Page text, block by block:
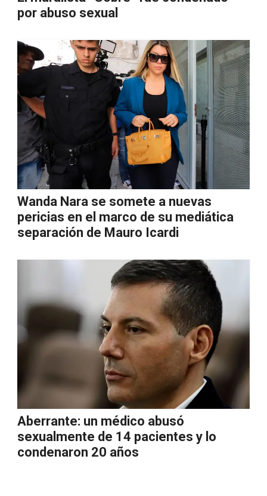
por abuso sexual
Wanda Nara se somete a nuevas
pericias en el marco de su mediática
separación de Mauro Icardi
Aberrante: un médico abusó
sexualmente de 14 pacientes y lo
condenaron 20 años